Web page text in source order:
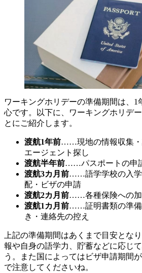
ワーキングホリデーの準備期間は、1
心です。以下に、ワーキングホリデ
とにご紹介します。
渡航1年前……現地の情報収集・
エージェント探し
渡航半年前……パスポートの申
渡航3カ月前……語学学校の入学
配・ビザの申請
渡航2カ月前……各種保険への加
渡航1カ月前……証明書類の準備
き・連絡先の控え
上記の準備期間はあくまで目安とな
報や自身の語学力、貯蓄などに応じ
う。また国によってはビザ申請期間
で注意してくださいね。